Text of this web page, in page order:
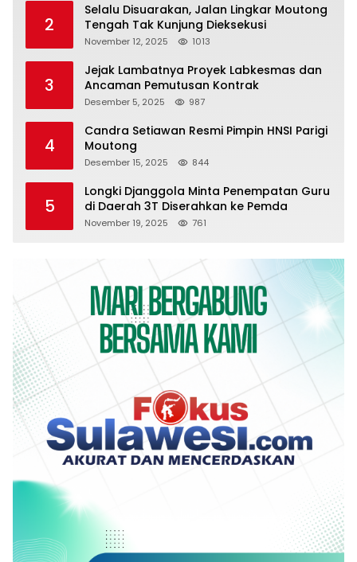
2
Selalu Disuarakan, Jalan Lingkar Moutong
Tengah Tak Kunjung Dieksekusi
November 12, 2025 1013
3
Jejak Lambatnya Proyek Labkesmas dan
Ancaman Pemutusan Kontrak
Desember 5, 2025 987
4
Candra Setiawan Resmi Pimpin HNSI Parigi
Moutong
Desember 15, 2025 844
5
Longki Djanggola Minta Penempatan Guru
di Daerah 3T Diserahkan ke Pemda
November 19, 2025 761